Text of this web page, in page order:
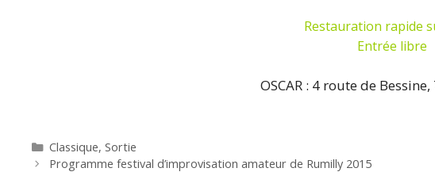
Restauration rapide
Entrée libre
OSCAR : 4 route de
Catégories
Classique, Sortie
Programme festival d’improvisation amateur de Rumilly 2015